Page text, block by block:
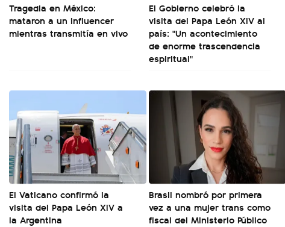
Tragedia en México:
mataron a un influencer
mientras transmitía en vivo
El Gobierno celebró la
visita del Papa León XIV al
país: "Un acontecimiento
de enorme trascendencia
espiritual"
El Vaticano confirmó la
visita del Papa León XIV a
la Argentina
Brasil nombró por primera
vez a una mujer trans como
fiscal del Ministerio Público